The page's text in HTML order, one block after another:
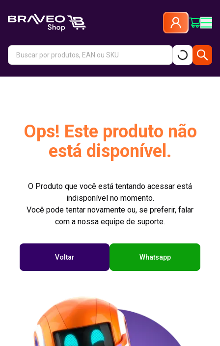
Ops! Este produto não
está disponível.
O Produto que você está tentando acessar está
indisponível no momento.
Você pode tentar novamente ou, se preferir, falar
com a nossa equipe de suporte.
Voltar Whatsapp